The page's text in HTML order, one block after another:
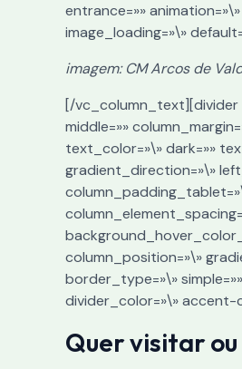
entrance=»»
image_loading=»\»
imagem: CM Arcos de
[/vc_column_text][divider
middle=»»
text_color=»\» dark=»»
gradient_direction=»\»
column_position=»\»
border_type=»\»
divider_color=»\»
Quer visitar